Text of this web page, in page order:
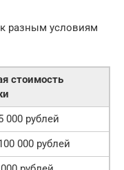
разным условиям
стоимость
000 рублей
000 рублей